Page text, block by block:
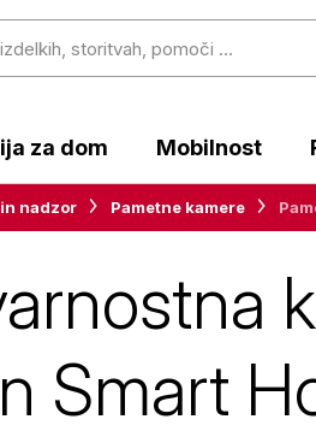
za dom Mobilnost
nadzor Pametne kamere
Smart